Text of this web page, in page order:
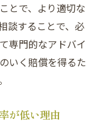
とで、より適切な
談することで、必
専門的なアドバイ
いく賠償を得るた
が低い理由